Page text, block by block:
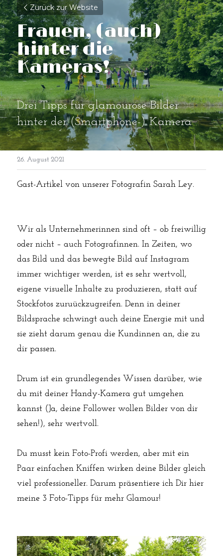
Zurück zur Website
Frauen, (auch)
hinter die
Kameras!
Drei Tipps für glamouröse Bilder
hinter der (Smartphone-) Kamera
26. August 2021
Gast-Artikel von unserer Fotografin Sarah Ley.
Wir als Unternehmerinnen sind oft – ob freiwillig
oder nicht – auch Fotografinnen. In Zeiten, wo
das Bild und das bewegte Bild auf Instagram
immer wichtiger werden, ist es sehr wertvoll,
eigene visuelle Inhalte zu produzieren, statt auf
Stockfotos zuruückzugreifen. Denn in deiner
Bildsprache schwingt auch deine Energie mit und
sie zieht darum genau die Kundinnen an, die zu
dir passen.
Drum ist ein grundlegendes Wissen darüber, wie
du mit deiner Handy-Kamera gut umgehen
kannst (Ja, deine Follower wollen Bilder von dir
sehen!), sehr wertvoll.
Du musst kein Foto-Profi werden, aber mit ein
Paar einfachen Kniffen wirken deine Bilder gleich
viel professioneller. Darum präsentiere ich Dir hier
meine 3 Foto-Tipps für mehr Glamour!